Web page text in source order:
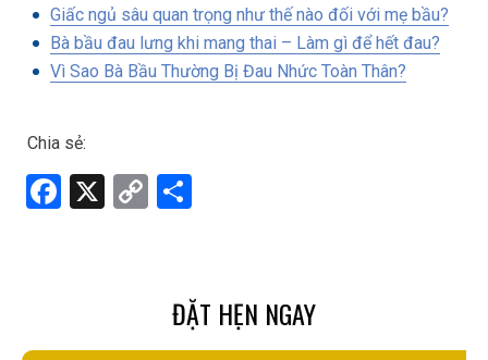
Giấc ngủ sâu quan trọng như thế nào đối với mẹ bầu?
Bà bầu đau lưng khi mang thai – Làm gì để hết đau?
Vì Sao Bà Bầu Thường Bị Đau Nhức Toàn Thân?
Chia sẻ:
F
X
C
Li e
ĐẶT HẸN NGAY